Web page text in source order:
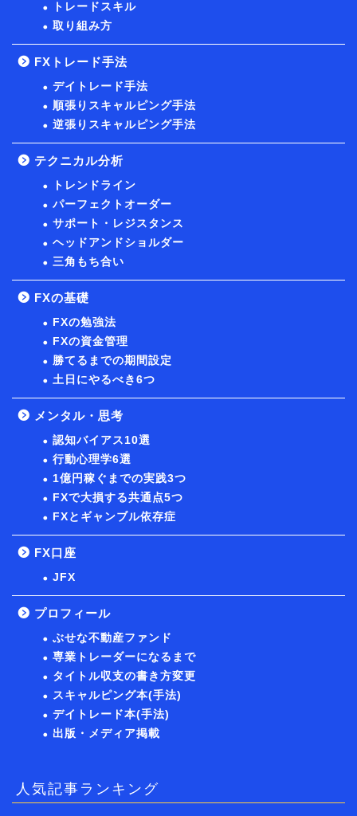
トレードスキル
取り組み方
FXトレード手法
デイトレード手法
順張りスキャルピング手法
逆張りスキャルピング手法
テクニカル分析
トレンドライン
パーフェクトオーダー
サポート・レジスタンス
ヘッドアンドショルダー
三角もち合い
FXの基礎
FXの勉強法
FXの資金管理
勝てるまでの期間設定
土日にやるべき6つ
メンタル・思考
認知バイアス10選
行動心理学6選
1億円稼ぐまでの実践3つ
FXで大損する共通点5つ
FXとギャンブル依存症
FX口座
JFX
プロフィール
ぶせな不動産ファンド
専業トレーダーになるまで
タイトル収支の書き方変更
スキャルピング本(手法)
デイトレード本(手法)
出版・メディア掲載
人気記事ランキング